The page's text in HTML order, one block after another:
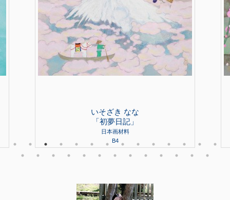
いそざき なな
「初夢日記」
日本画材料
B4